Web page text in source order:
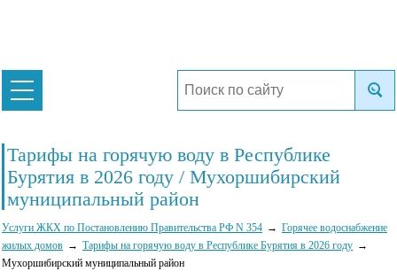
Тарифы на горячую воду в Республике
Бурятия в 2026 году / Мухоршибирский
муниципальный район
Услуги ЖКХ по Постановлению Правительства РФ N 354
Горячее водоснабжение
жилых домов
Тарифы на горячую воду в Республике Бурятия в 2026 году
Мухоршибирский муниципальный район